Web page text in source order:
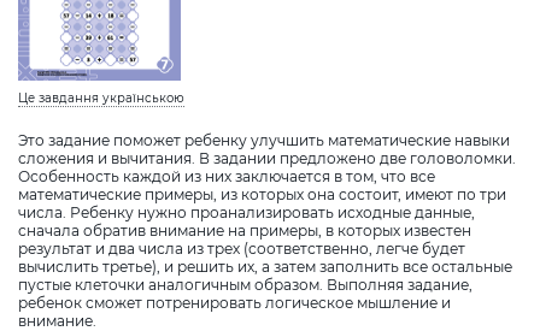
Це завдання українською
Это задание поможет ребенку улучшить математические навыки
сложения и вычитания. В задании предложено две головоломки.
Особенность каждой из них заключается в том, что все
математические примеры, из которых она состоит, имеют по три
числа. Ребенку нужно проанализировать исходные данные,
сначала обратив внимание на примеры, в которых известен
результат и два числа из трех (соответственно, легче будет
вычислить третье), и решить их, а затем заполнить все остальные
пустые клеточки аналогичным образом. Выполняя задание,
ребенок сможет потренировать логическое мышление и
внимание.